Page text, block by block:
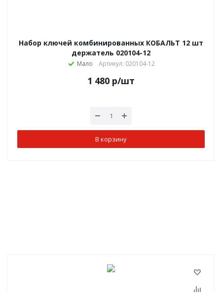
Набор ключей комбинированных КОБАЛЬТ 12 шт
держатель 020104-12
Мало Артикул: 020104-12
1 480 р/шт
В корзину